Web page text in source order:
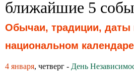
ближайшие 5
Обычаи, традиции, даты
национальном календаре
4 января, четверг - День